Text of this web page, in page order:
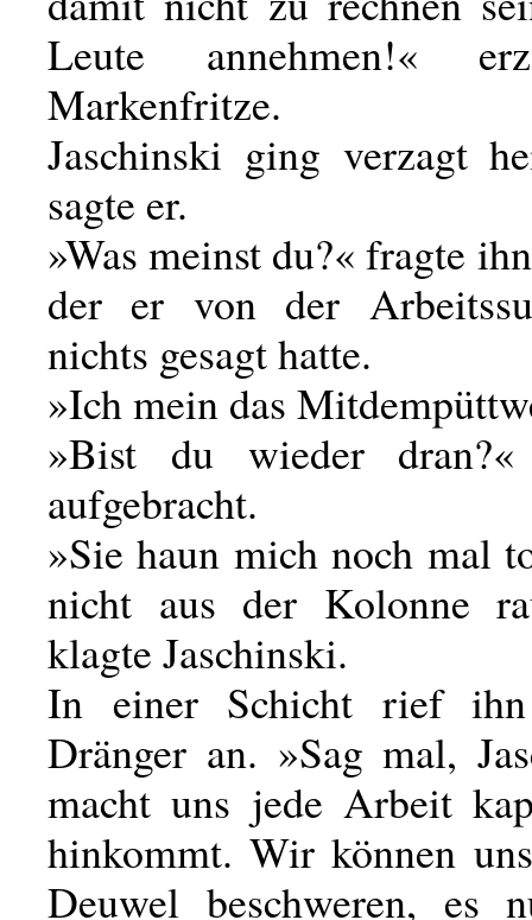
Leute annehmen!«
Markenfritze.
Jaschinski ging verzagt
sagte er.
»Was meinst du?« fragte
der er von der
nichts gesagt hatte.
»Ich mein das
»Bist du wieder
aufgebracht.
»Sie haun mich noch mal
nicht aus der Kolonne
klagte Jaschinski.
In einer Schicht rief
Dränger an. »Sag mal,
macht uns jede Arbeit
hinkommt. Wir können
Deuwel beschweren, es